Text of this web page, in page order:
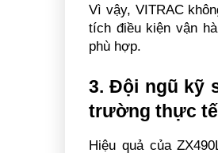
Vì vậy, VITRAC
tích điều kiện vận
phù hợp.
3. Đội ngũ kỹ
trường thực tế
Hiệu quả của